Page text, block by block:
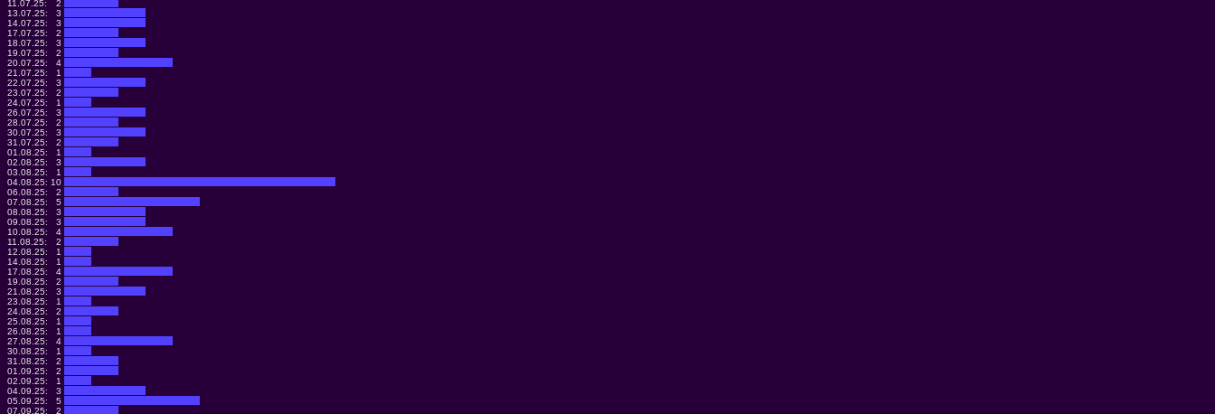
11.07.25:
2
13.07.25:
3
14.07.25:
3
17.07.25:
2
18.07.25:
3
19.07.25:
2
20.07.25:
4
21.07.25:
1
22.07.25:
3
23.07.25:
2
24.07.25:
1
26.07.25:
3
28.07.25:
2
30.07.25:
3
31.07.25:
2
01.08.25:
1
02.08.25:
3
03.08.25:
1
04.08.25: 10
06.08.25:
2
07.08.25:
5
08.08.25:
3
09.08.25:
3
10.08.25:
4
11.08.25:
2
12.08.25:
1
14.08.25:
1
17.08.25:
4
19.08.25:
2
21.08.25:
3
23.08.25:
1
24.08.25:
2
25.08.25:
1
26.08.25:
1
27.08.25:
4
30.08.25:
1
31.08.25:
2
01.09.25:
2
02.09.25:
1
04.09.25:
3
05.09.25:
5
07.09.25:
2